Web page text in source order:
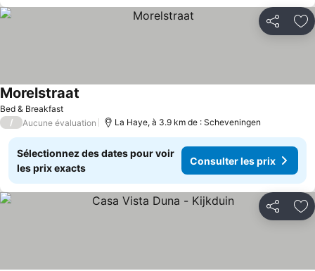
Partager
Bed & Breakfast
Morelstraat
/ Aucune évaluation La Haye, à 3.9 km de : Scheveningen
Sélectionnez des dates pour voir
les prix exacts
Consulter les prix
Partager